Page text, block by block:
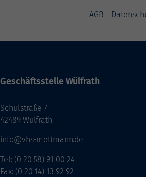
AGB
Geschäftsstelle Wülfrath
Schulstraße 7
42489 Wülfrath
info@vhs-mettmann.de
Tel: (0 20 58) 91 00 24
Fax: (0 20 14) 13 92 92